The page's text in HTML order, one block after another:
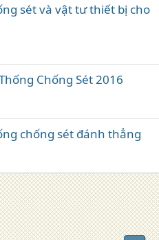
sét và vật tư thiết bị cho
Chống Sét 2016
chống sét đánh thẳng